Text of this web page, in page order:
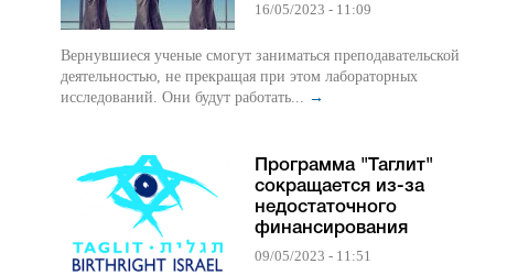
16/05/2023 - 11:09
Вернувшиеся ученые смогут заниматься преподавательской
деятельностью, не прекращая при этом лабораторных
исследований. Они будут работать... →
Программа "Таглит"
сокращается из-за
недостаточного
финансирования
09/05/2023 - 11:51